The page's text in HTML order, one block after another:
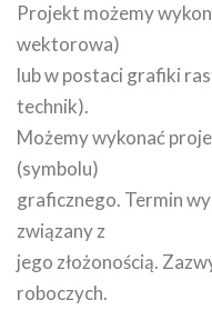
Projekt możemy
wektorowa)
lub w postaci grafiki
technik).
Możemy wykonać
(symbolu)
graficznego. Termin
związany z
jego złożonością.
roboczych.